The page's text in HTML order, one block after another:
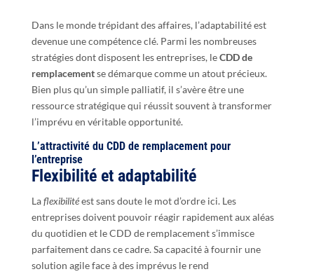
Dans le monde trépidant des affaires, l’adaptabilité est
devenue une compétence clé. Parmi les nombreuses
stratégies dont disposent les entreprises, leCDD de
remplacementse démarque comme un atout précieux.
Bien plus qu’un simple palliatif, il s’avère être une
ressource stratégique qui réussit souvent à transformer
l’imprévu en véritable opportunité.
L’attractivité du CDD de remplacement pour
l’entreprise
Flexibilité et adaptabilité
Laflexibilitéest sans doute le mot d’ordre ici. Les
entreprises doivent pouvoir réagir rapidement aux aléas
du quotidien et le CDD de remplacement s’immisce
parfaitement dans ce cadre. Sa capacité à fournir une
solution agile face à des imprévus le rend